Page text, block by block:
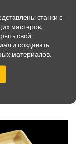
станки с
мастеров,
свой
и создавать
материалов.